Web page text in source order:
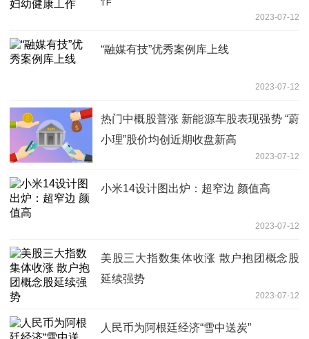
2023-07-12
“融媒有技”优秀案例库上线
2023-07-12
热门中概股普涨 新能源车股表现强势 “蔚
小理”股价均创近期收盘新高
2023-07-12
小米14设计图出炉：超窄边 颜值高
2023-07-12
美股三大指数集体收涨 散户抱团概念股
延续强势
2023-07-12
人民币为阿根廷经济“雪中送炭”